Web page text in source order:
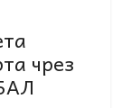
чрез